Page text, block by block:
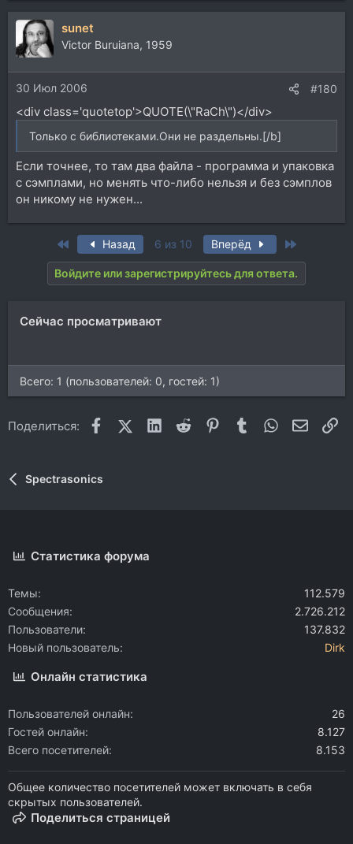
sunet
Victor Buruiana, 1959
30 Июл 2006 #180
<div class='quotetop'>QUOTE(\"RaCh\")</div>
Только с библиотеками.Они не раздельны.[/b]
Если точнее, то там два файла - программа и упаковка
с сэмплами, но менять что-либо нельзя и без сэмплов
он никому не нужен...
First Назад 6 из 10 Вперёд
Войдите или зарегистрируйтесь для ответа.
Сейчас просматривают
Всего: 1 (пользователей: 0, гостей: 1)
Поделиться: FacebookX (Twitter)
LinkedIn
Reddit Pinterest
Tumblr WhatsApp
Spectrasonics
Статистика форума
Темы
112.579
Сообщения
2.726.212
Пользователи
137.832
Новый пользователь
Dirk
Онлайн статистика
Пользователей онлайн
26
Гостей онлайн
8.127
Всего посетителей
8.153
Общее количество посетителей может включать в себя
скрытых пользователей.
Поделиться страницей